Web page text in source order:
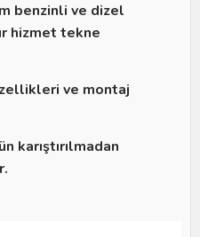
benzinli ve dizel
hizmet tekne
ve montaj
karıştırılmadan